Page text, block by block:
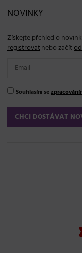
NOVINKY
Získejte přehled o
registrovatnebo začít
Souhlasím se